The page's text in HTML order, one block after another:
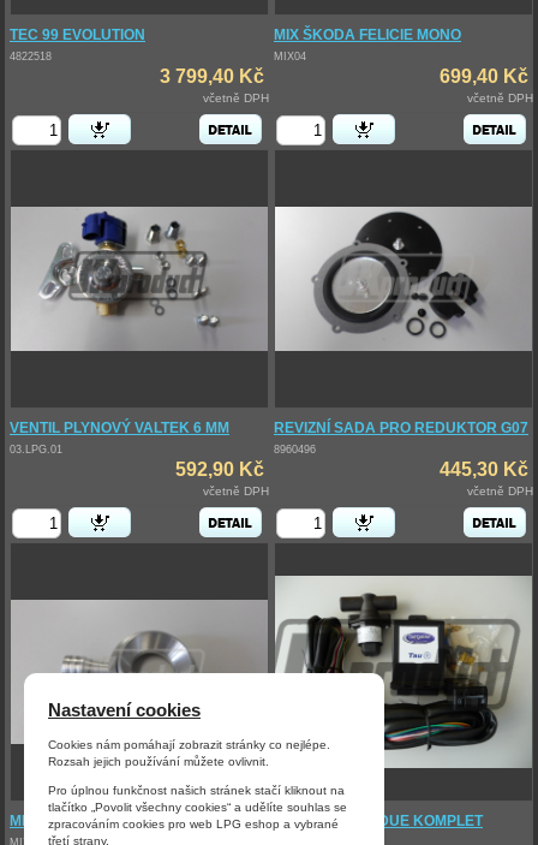
Nastavení cookies
Cookies nám pomáhají zobrazit stránky co nejlépe.
Rozsah jejich používání můžete ovlivnit.
Pro úplnou funkčnost našich stránek stačí kliknout na
tlačítko „Povolit všechny cookies“ a udělíte souhlas se
zpracováním cookies pro web LPG eshop a vybrané
třetí strany.
TEC 99 EVOLUTION
4822518
3 799,40 Kč
včetně DPH
MIX ŠKODA FELICIE MONO
MIX04
699,40 Kč
včetně DPH
VENTIL PLYNOVÝ VALTEK 6 MM
03.LPG.01
592,90 Kč
včetně DPH
REVIZNÍ SADA PRO REDUKTOR G07
8960496
445,30 Kč
včetně DPH
MIX ŠKODA FELICIA MPI
MIX01
ŘÍD.JEDN.TAU DUE KOMPLET